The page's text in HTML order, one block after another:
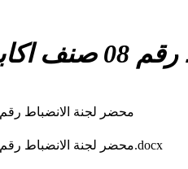
اكابر
محضر لجنة الانضباط رقم 08 صنف اكابر
محضر لجنة الانضباط رقم 08 صنف اكابر.docx